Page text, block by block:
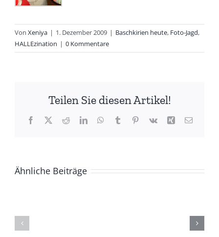
Von Xeniya | 1. Dezember 2009 | Baschkirien heute, Foto-Jagd,
HALLEzination | 0 Kommentare
Teilen Sie diesen Artikel!
Facebook
X RedditLinkedInWhatsApp
TumblrPinterest
Vk Xing E-
Ähnliche Beiträge